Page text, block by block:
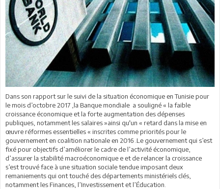
Dans son rapport sur le suivi de la situation économique en Tunisie pour
le mois d’octobre 2017 ,la Banque mondiale a souligné « la faible
croissance économique et la forte augmentation des dépenses
publiques, notamment les salaires »ainsi qu'un « retard dans la mise en
œuvre réformes essentielles « inscrites comme priorités pour le
gouvernement en coalition nationale en 2016 .Le gouvernement qui s’est
fixé pour objectifs d’améliorer le cadre de l’activité économique,
d’assurer la stabilité macroéconomique e et de relancer la croissance
s’est trouvé face à une situation sociale tendue imposant deux
remaniements qui ont touché des départements ministériels clés,
notamment les Finances, l’Investissement et l’Éducation.